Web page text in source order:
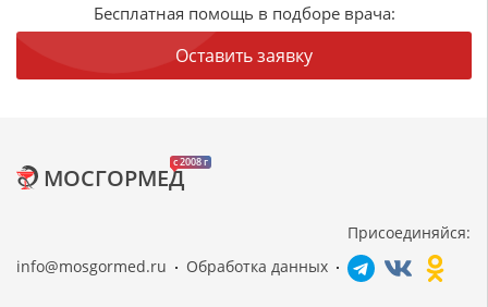
Бесплатная помощь в подборе врача:
Оставить заявку
c 2008 г
МОСГОРМЕД
info@mosgormed.ru Обработка данных
Присоединяйся: